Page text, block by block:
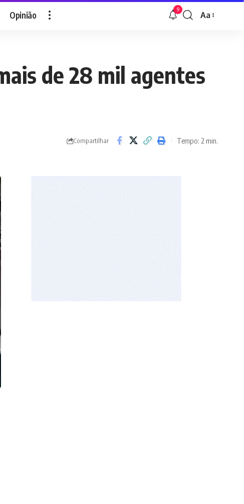
Opinião 9
Font
Aa
de 28 mil agentes
Compartilhar Tempo: 2 min.